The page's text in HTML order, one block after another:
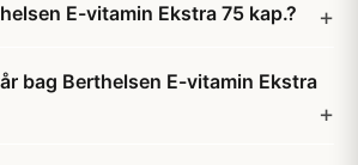
E-vitamin Ekstra 75 kap.?
bag Berthelsen E-vitamin Ekstra